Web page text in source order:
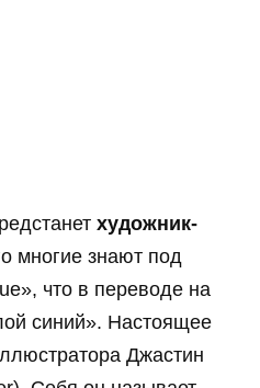
художник-
многие знают под
что в переводе на
синий». Настоящее
Джастин